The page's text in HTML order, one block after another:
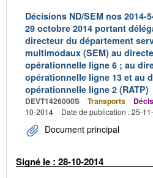
Décisions ND/SEM nos 2014-
29 octobre 2014 portant
directeur du département
multimodaux (SEM) au
opérationnelle ligne 6 ; au
opérationnelle ligne 13 et au
opérationnelle ligne 2 (RATP)
DEVT1426000S Transports
10-2014
Date de publication : 25-
Document principal
Signé le : 28-10-2014